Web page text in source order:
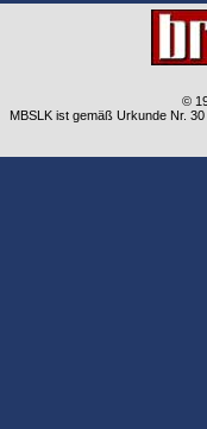
©
MBSLK ist gemäß Urkunde Nr.